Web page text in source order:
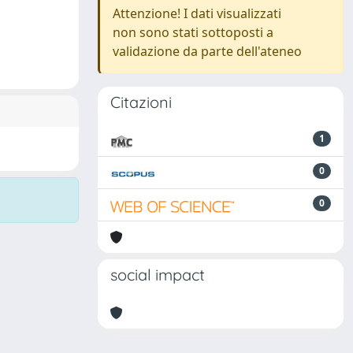
Attenzione! I dati visualizzati
non sono stati sottoposti a
validazione da parte dell'ateneo
Citazioni
1
0
0
social impact